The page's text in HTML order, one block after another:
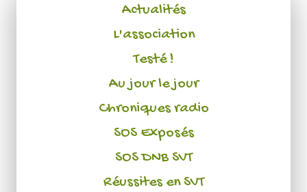
Actualités
L'association
Testé !
Au jour le jour
Chroniques radio
SOS Exposés
SOS DNB SVT
Réussites en SVT